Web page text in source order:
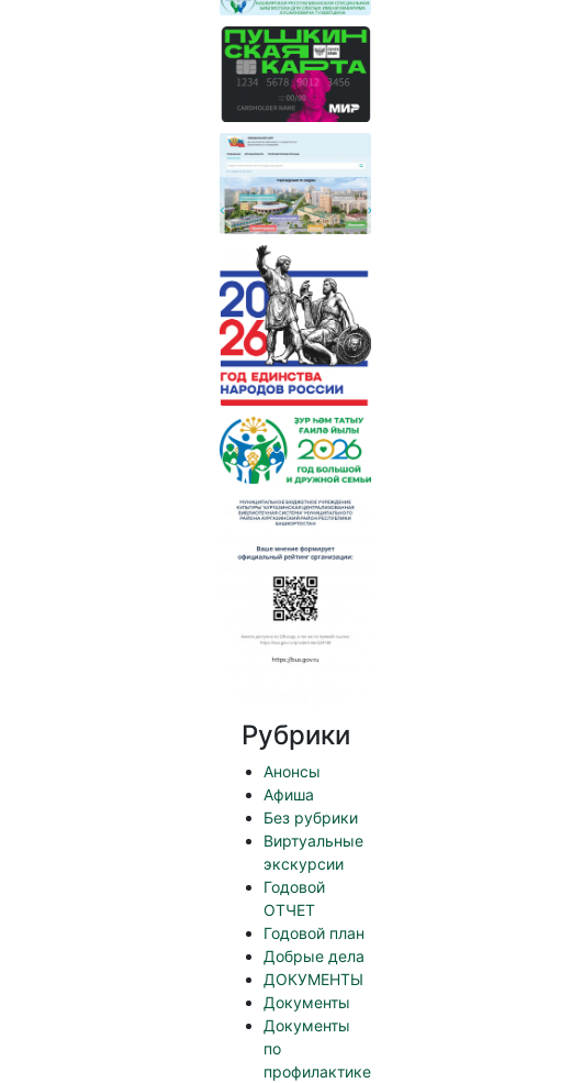
Рубрики
Анонсы
Афиша
Без рубрики
Виртуальные
экскурсии
Годовой
ОТЧЕТ
Годовой план
Добрые дела
ДОКУМЕНТЫ
Документы
Документы
по
профилактике